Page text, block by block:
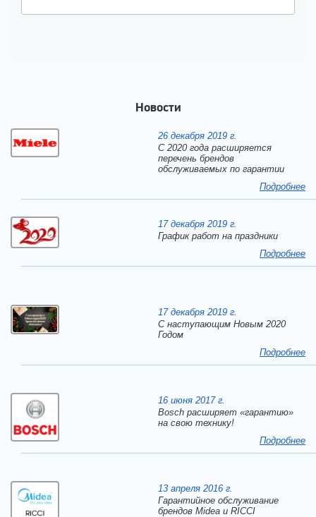
Новости
26 декабря 2019 г.
С 2020 года расширяется
перечень брендов
обслуживаемых по гарантии
Подробнее
17 декабря 2019 г.
График работ на праздники
Подробнее
17 декабря 2019 г.
C наступающим Новым 2020
Годом
Подробнее
16 июня 2017 г.
Bosch расширяет «гарантию»
на свою технику!
Подробнее
13 апреля 2016 г.
Гарантийное обслуживание
брендов Midea и RICCI